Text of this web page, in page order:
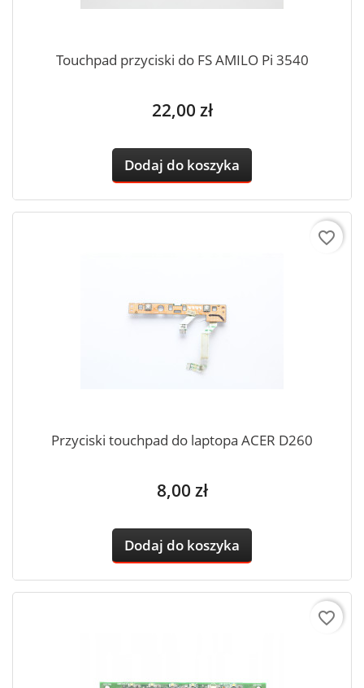
Touchpad przyciski do FS AMILO Pi 3540
Cena
22,00 zł
Dodaj do koszyka
Przyciski touchpad do laptopa ACER D260
Cena
8,00 zł
Dodaj do koszyka
favorite_border
favorite_border